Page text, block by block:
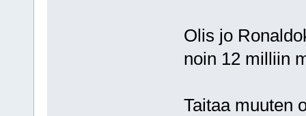
Olis jo
noin 12 milliin
Taitaa muuten